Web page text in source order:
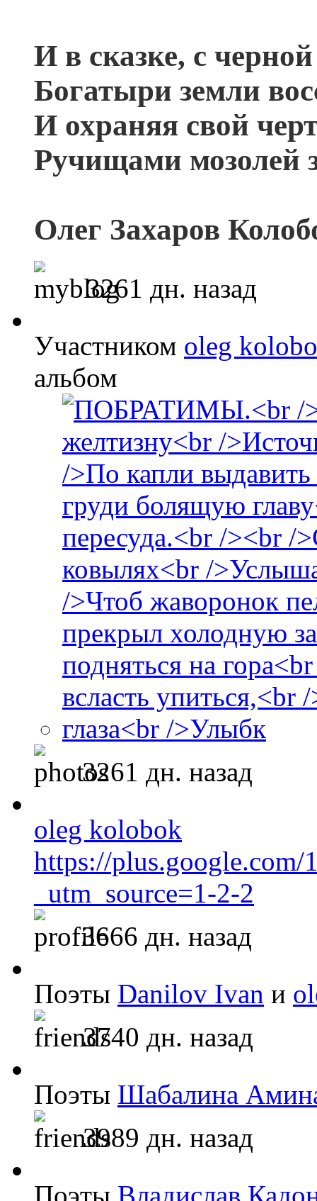
И в сказке, с
Богатыри земли
И охраняя свой
Ручищами мозолей
Олег Захаров
3261 дн. назад
Участником oleg
альбом
3261 дн. назад
oleg kolobok
https://plus.google.com/
_utm_source=1-2-2
3666 дн. назад
Поэты Danilov Ivan и
3740 дн. назад
Поэты Шабалина
3989 дн. назад